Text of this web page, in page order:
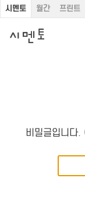
시멘토 월간 프린트
비밀글입니다